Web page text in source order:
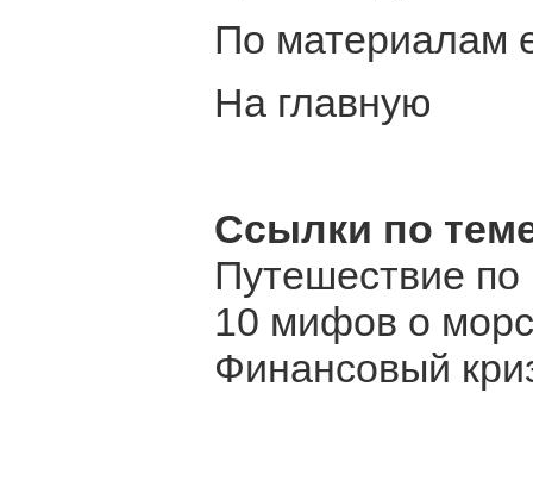
По материалам
На главную
Ссылки по
Путешествие
10 мифов о
Финансовый